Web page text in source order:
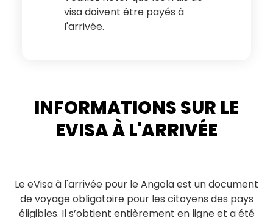
visa doivent être payés à
l'arrivée.
INFORMATIONS SUR LE
EVISA À L'ARRIVÉE
Le eVisa à l'arrivée pour le Angola est un document
de voyage obligatoire pour les citoyens des pays
éligibles. Il s’obtient entièrement en ligne et a été